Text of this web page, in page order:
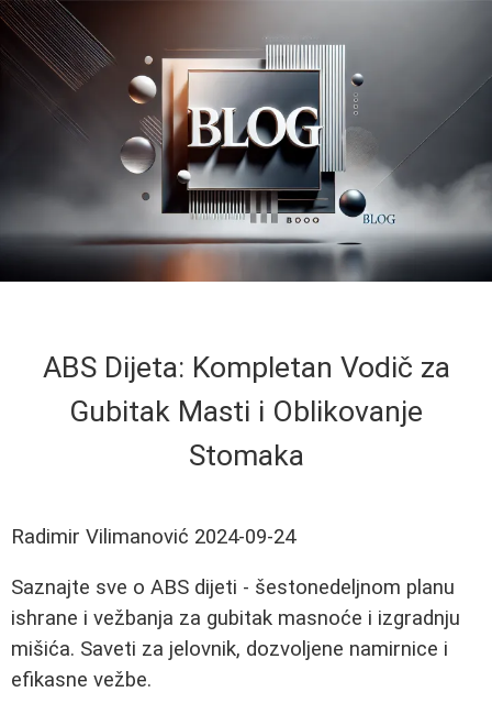
ABS Dijeta: Kompletan Vodič za
Gubitak Masti i Oblikovanje
Stomaka
Radimir Vilimanović 2024-09-24
Saznajte sve o ABS dijeti - šestonedeljnom planu
ishrane i vežbanja za gubitak masnoće i izgradnju
mišića. Saveti za jelovnik, dozvoljene namirnice i
efikasne vežbe.